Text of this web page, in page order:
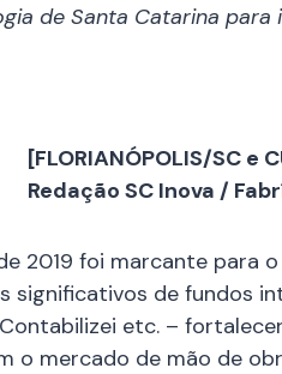
de Santa Catarina
[FLORIANÓPOLIS/SC e
Redação SC Inova /
2019 foi marcante para
significativos de fundos
etc. –
o mercado de mão de